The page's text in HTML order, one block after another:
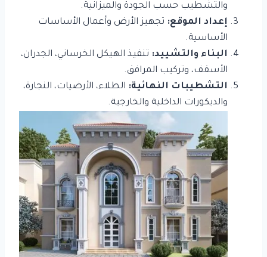
والتشطيب حسب الجودة والميزانية.
إعداد الموقع: تجهيز الأرض وأعمال الأساسات
الأساسية.
البناء والتشييد: تنفيذ الهيكل الخرساني، الجدران،
الأسقف، وتركيب المرافق.
التشطيبات النهائية: الطلاء، الأرضيات، النجارة،
والديكورات الداخلية والخارجية.